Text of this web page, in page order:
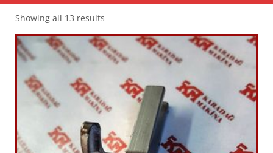
Showing all 13 results